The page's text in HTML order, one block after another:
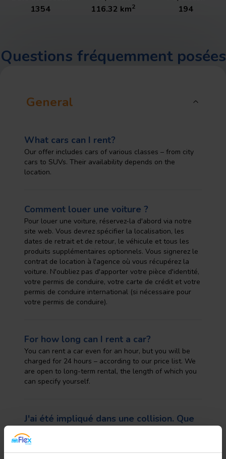
1354
116.32 km2
194
Questions fréquemment posées
General
What cars can I rent?
Our offer includes cars of various classes – from city
cars to SUVs. Their availability depends on the
location.
Comment louer une voiture ?
Pour louer une voiture, réservez-la d'abord via notre
site web. Vous devrez spécifier la localisation, les
dates de retrait et de retour, le véhicule et tous les
produits supplémentaires optionnels. Vous signerez le
contrat de location à l'agence où vous récupérez la
voiture. N'oubliez pas d'apporter votre pièce d'identité,
votre permis de conduire, votre carte de crédit et votre
permis de conduire international (si nécessaire pour
votre permis de conduire).
For how long can I rent a car?
You can rent a car even for an hour, but you will be
charged for 24 hours – according to our price list. We
are open to long-term rental, the length of which you
can specify yourself.
J'ai été impliqué dans une collision. Que
dois-je faire ?
Avant tout, prenez soin de votre sécurité et de celle
des passagers et des autres participants à la collision.